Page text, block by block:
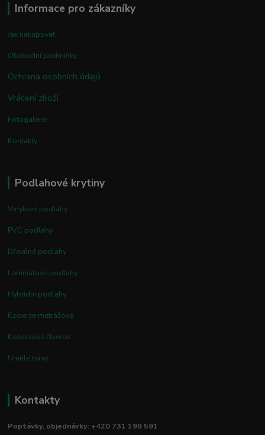
Informace pro zákazníky
Jak nakupovat
Obchodní podmínky
Ochrana osobních údajů
Vrácení zboží
Fotogalerie
Kontakty
Podlahové krytiny
Vinylové podlahy
PVC podlahy
Dřevěné podlahy
Laminátové podlahy
Hybridní podlahy
Koberce metrážové
Kobercové čtverce
Umělé trávy
Kontakty
Poptávky, objednávky: +420 731 199 591